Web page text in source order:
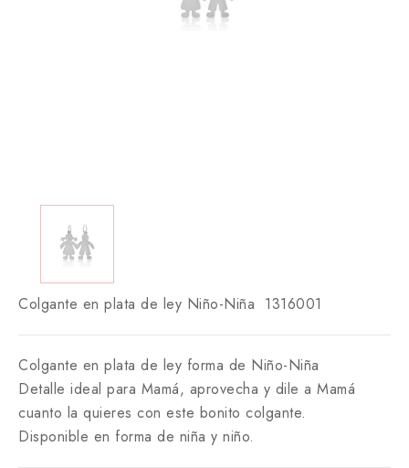
Colgante en plata de ley Niño-Niña 1316001
Colgante en plata de ley forma de Niño-Niña
Detalle ideal para Mamá, aprovecha y dile a Mamá
cuanto la quieres con este bonito colgante.
Disponible en forma de niña y niño.